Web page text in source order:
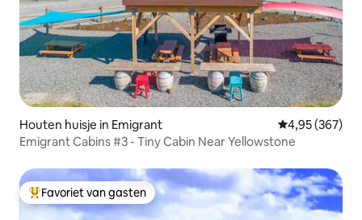
Houten huisje in Emigrant Gemiddelde
4,95 (367)
Emigrant Cabins #3 - Tiny Cabin Near Yellowstone
Topfavoriet van gasten
Favoriet van gasten